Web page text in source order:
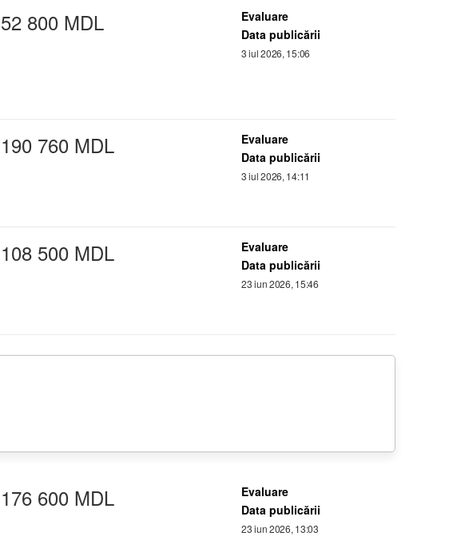
52 800 MDL
Evaluare
Data publicării
3 iul 2026, 15:06
190 760 MDL
Evaluare
Data publicării
3 iul 2026, 14:11
108 500 MDL
Evaluare
Data publicării
23 iun 2026, 15:46
176 600 MDL
Evaluare
Data publicării
23 iun 2026, 13:03